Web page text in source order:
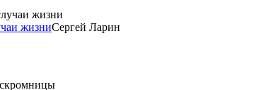
жизниСергей Ларин